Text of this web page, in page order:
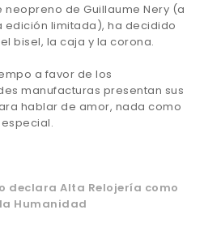
de Guillaume Nery (a
limitada), ha decidido
bisel, la caja y la corona.
a favor de los
manufacturas presentan sus
hablar de amor, nada como
declara Alta Relojería como
Humanidad